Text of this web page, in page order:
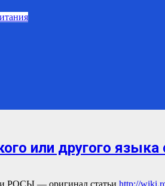
или другого языка
РОСЫ — оригинал статьи http://